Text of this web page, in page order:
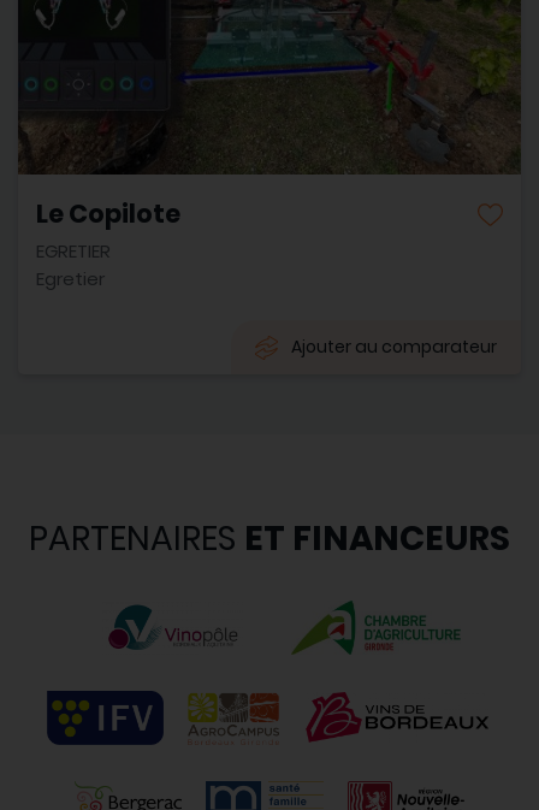
Le Copilote
EGRETIER
Egretier
Ajouter au comparateur
PARTENAIRES ET FINANCEURS